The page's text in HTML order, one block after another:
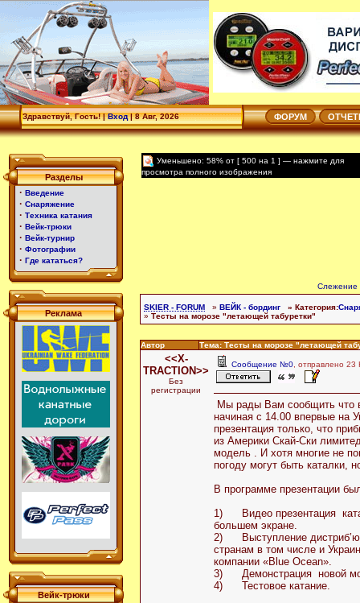
Здравствуй, Гость! |Вход|8 Авг, 2026 ФОРУМ
Разделы
· Введение
· Снаряжение
· Техника катания
· Вейк-трюки
· Вейк-турнир
· Фотографии
· Где кататься?
Реклама
Вейк-трюки
Уменьшено: 58% от [ 500 на 1 ] — нажмите для
просмотра полного изображения
Слежение
SKIER - FORUM » ВЕЙК - бординг » Категория:
» Тесты на морозе "летающей табуретки"
Автор Тема: Тесты на морозе "летающей
<<Х-
TRACTION>>
Без
регистрации
Сообщение №0 , отправлено
Мы рады Вам сообщить что
начиная с 14.00 впервые на
презентация только, что
из Америки Скай-Ски
модель . И хотя многие не
погоду могут быть каталки,
В программе презентации
1) Видео презентация
большем экране.
2) Выступление
странам в том числе и
компании «Blue Ocean».
3) Демонстрация новой
4) Тестовое катание.